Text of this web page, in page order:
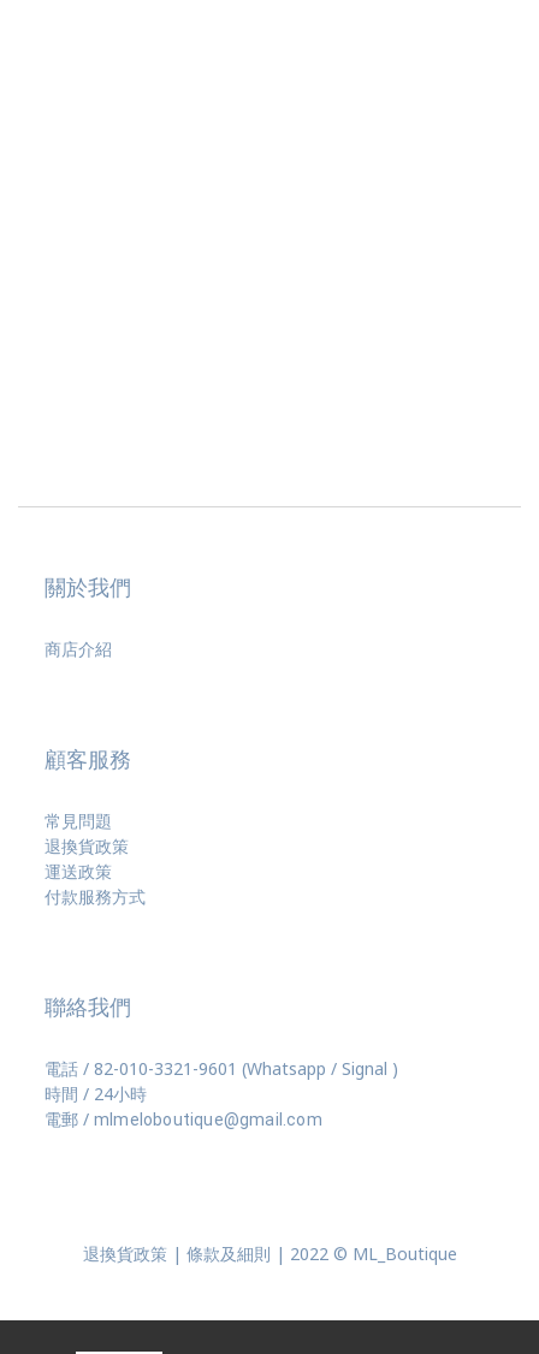
關於我們
商店介紹
顧客服務
常見問題
退換貨政策
運送政策
付款服務方式
聯絡我們
電話 / 82-010-3321-9601 (Whatsapp / Signal )
時間 / 24小時
電郵 / mlmeloboutique@gmail.com
退換貨政策 | 條款及細則 | 2022 © ML_Boutique